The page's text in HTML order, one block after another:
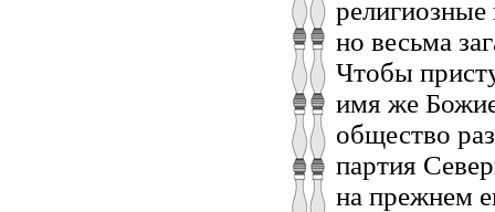
религиозные
но весьма
Чтобы
имя же
общество
партия
на прежнем